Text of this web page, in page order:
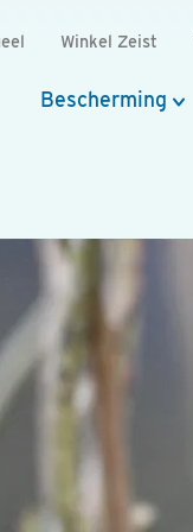
Winkel Zeist
Bescherming